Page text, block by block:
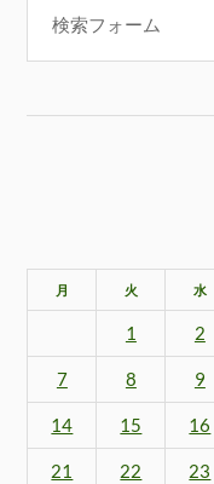
月 火 水
1 2
7 8 9
14 15 16
21 22 23